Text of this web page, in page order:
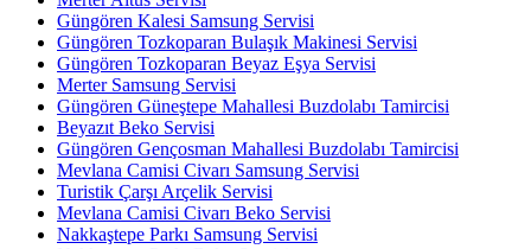
Güngören Kalesi Samsung Servisi
Güngören Tozkoparan Bulaşık Makinesi Servisi
Güngören Tozkoparan Beyaz Eşya Servisi
Merter Samsung Servisi
Güngören Güneştepe Mahallesi Buzdolabı Tamircisi
Beyazıt Beko Servisi
Güngören Gençosman Mahallesi Buzdolabı Tamircisi
Mevlana Camisi Civarı Samsung Servisi
Turistik Çarşı Arçelik Servisi
Mevlana Camisi Civarı Beko Servisi
Nakkaştepe Parkı Samsung Servisi